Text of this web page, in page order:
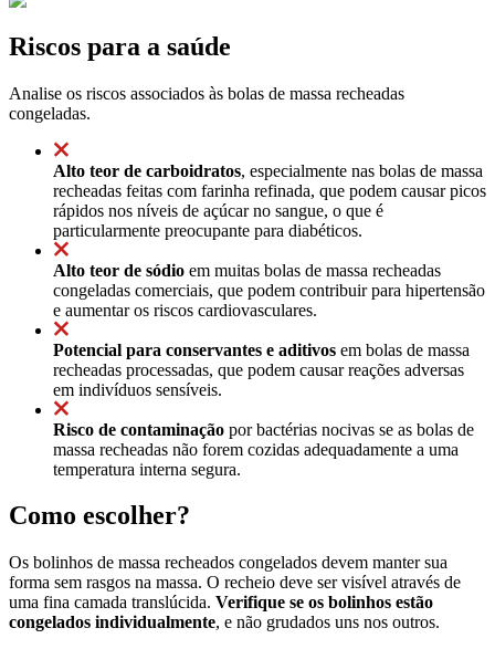
Riscos para a saúde
Analise os riscos associados às bolas de massa recheadas
congeladas.
Alto teor de carboidratos, especialmente nas bolas de massa
recheadas feitas com farinha refinada, que podem causar picos
rápidos nos níveis de açúcar no sangue, o que é
particularmente preocupante para diabéticos.
Alto teor de sódio em muitas bolas de massa recheadas
congeladas comerciais, que podem contribuir para hipertensão
e aumentar os riscos cardiovasculares.
Potencial para conservantes e aditivos em bolas de massa
recheadas processadas, que podem causar reações adversas
em indivíduos sensíveis.
Risco de contaminação por bactérias nocivas se as bolas de
massa recheadas não forem cozidas adequadamente a uma
temperatura interna segura.
Como escolher?
Os bolinhos de massa recheados congelados devem manter sua
forma sem rasgos na massa. O recheio deve ser visível através de
uma fina camada translúcida. Verifique se os bolinhos estão
congelados individualmente, e não grudados uns nos outros.